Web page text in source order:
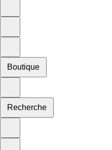
Boutique
Recherche